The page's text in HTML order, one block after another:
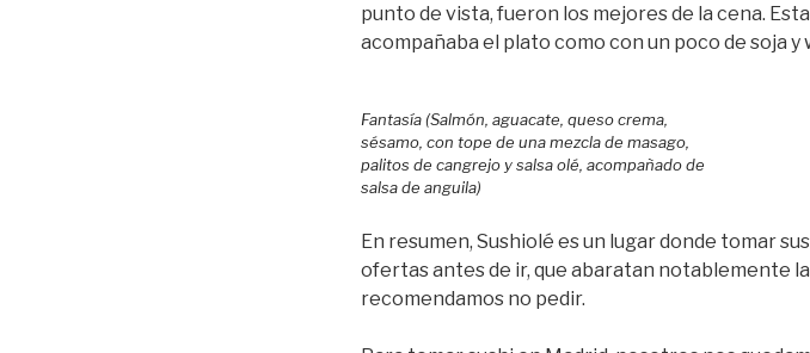
punto de vista, fueron los mejores de la cena.
acompañaba el plato como con un poco de soja y
Fantasía (Salmón, aguacate, queso crema,
sésamo, con tope de una mezcla de masago,
palitos de cangrejo y salsa olé, acompañado de
salsa de anguila)
En resumen, Sushiolé es un lugar donde tomar
ofertas antes de ir, que abaratan notablemente
recomendamos no pedir.